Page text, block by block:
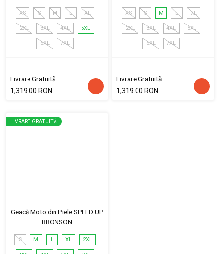
XS S M L XL
2XL 3XL 4XL 5XL
6XL 7XL
Livrare Gratuită
1,319.00 RON
XS S M L XL
2XL 3XL 4XL 5XL
6XL 7XL
Livrare Gratuită
1,319.00 RON
LIVRARE GRATUITĂ
Geacă Moto din Piele SPEED UP
BRONSON
S M L XL 2XL